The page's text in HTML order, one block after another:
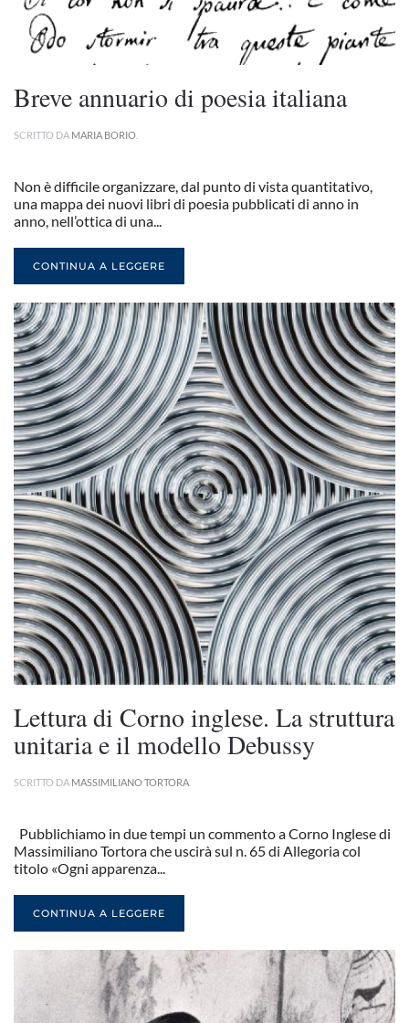
Breve annuario di poesia italiana
SCRITTO DA MARIA BORIO
Non è difficile organizzare, dal punto di vista quantitativo,
una mappa dei nuovi libri di poesia pubblicati di anno in
anno, nell’ottica di una...
CONTINUA A LEGGERE
Lettura di Corno inglese. La struttura
unitaria e il modello Debussy
SCRITTO DA MASSIMILIANO TORTORA
Pubblichiamo in due tempi un commento a Corno Inglese di
Massimiliano Tortora che uscirà sul n. 65 di Allegoria col
titolo «Ogni apparenza...
CONTINUA A LEGGERE